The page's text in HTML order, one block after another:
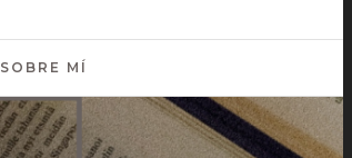
SOBRE MÍ